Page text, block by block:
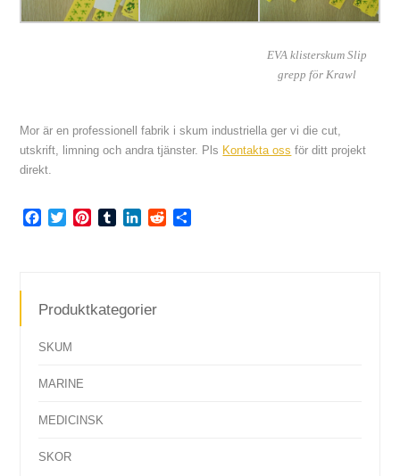
EVA klisterskum Slip
grepp för Krawl
Mor är en professionell fabrik i skum industriella ger vi die cut,
utskrift, limning och andra tjänster. Pls Kontakta oss för ditt projekt
direkt.
Facebook
TwitterPinterestTumblrLinkedInReddit
Produktkategorier
SKUM
MARINE
MEDICINSK
SKOR